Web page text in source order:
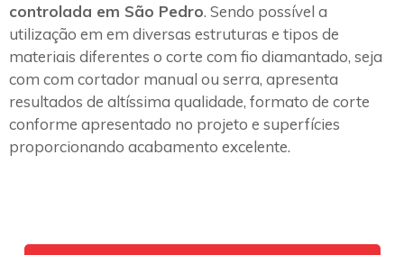
controlada em São Pedro. Sendo possível a
utilização em em diversas estruturas e tipos de
materiais diferentes o corte com fio diamantado, seja
com com cortador manual ou serra, apresenta
resultados de altíssima qualidade, formato de corte
conforme apresentado no projeto e superfícies
proporcionando acabamento excelente.